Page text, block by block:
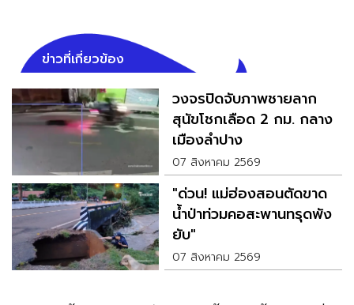
ข่าวที่เกี่ยวข้อง
วงจรปิดจับภาพชายลาก
สุนัขโชกเลือด 2 กม. กลาง
เมืองลำปาง
07 สิงหาคม 2569
"ด่วน! แม่ฮ่องสอนตัดขาด
น้ำป่าท่วมคอสะพานทรุดพัง
ยับ"
07 สิงหาคม 2569